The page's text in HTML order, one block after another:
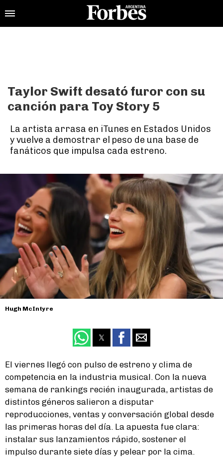
Taylor Swift desató furor con su
canción para Toy Story 5
La artista arrasa en iTunes en Estados Unidos
y vuelve a demostrar el peso de una base de
fanáticos que impulsa cada estreno.
Hugh McIntyre
El viernes llegó con pulso de estreno y clima de
competencia en la industria musical. Con la nueva
semana de rankings recién inaugurada, artistas de
distintos géneros salieron a disputar
reproducciones, ventas y conversación global desde
las primeras horas del día. La apuesta fue clara:
instalar sus lanzamientos rápido, sostener el
impulso durante siete días y pelear por la cima.